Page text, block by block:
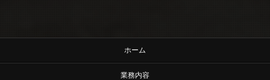
ホーム
業務内容